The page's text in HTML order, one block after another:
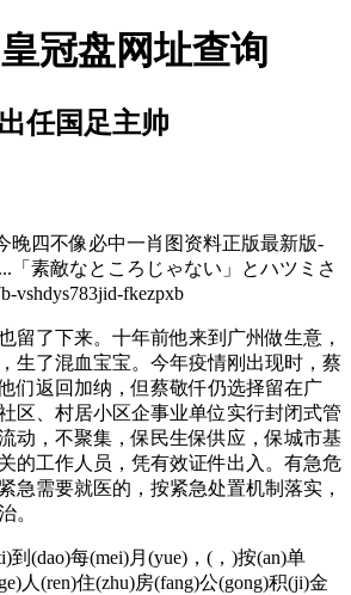
冠盘网址查询
任国足主帅
晚四不像必中一肖图资料正版最新版-
「素敵なところじゃない」とハツミさ
vshdys783jid-fkezpxb
了下来。十年前他来到广州做生意，
生了混血宝宝。今年疫情刚出现时，蔡
们返回加纳，但蔡敬仟仍选择留在广
、村居小区企事业单位实行封闭式管
动，不聚集，保民生保供应，保城市基
的工作人员，凭有效证件出入。有急危
急需要就医的，按紧急处置机制落实，
。
每(mei)月(yue)，(，)按(an)单
人(ren)住(zhu)房(fang)公(gong)积(ji)金